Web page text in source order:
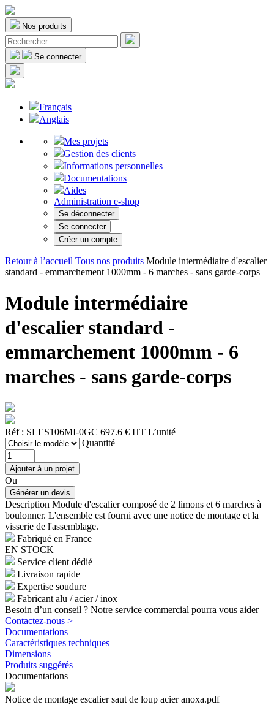
Nos produits
Se connecter
Français
Anglais
Mes projets
Gestion des clients
Informations personnelles
Documentations
Aides
Administration e-shop
Se déconnecter
Se connecter
Créer un compte
Retour à l’accueil Tous nos produits Module intermédiaire d'escalier
standard - emmarchement 1000mm - 6 marches - sans garde-corps
Module intermédiaire
d'escalier standard -
emmarchement 1000mm - 6
marches - sans garde-corps
Réf : SLES106MI-0GC 697.6 € HT L’unité
Quantité
Ou
Description Module d'escalier composé de 2 limons et 6 marches à
boulonner. L'ensemble est fourni avec une notice de montage et la
visserie de l'assemblage.
Fabriqué en France
EN STOCK
Service client dédié
Livraison rapide
Expertise soudure
Fabricant alu / acier / inox
Besoin d’un conseil ? Notre service commercial pourra vous aider
Contactez-nous >
Documentations
Caractéristiques techniques
Dimensions
Produits suggérés
Documentations
Notice de montage escalier saut de loup acier anoxa.pdf